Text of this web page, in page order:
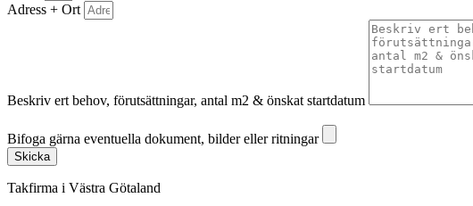
Adress + Ort
Beskriv ert behov, förutsättningar, antal m2 & önskat startdatum
Bifoga gärna eventuella dokument, bilder eller ritningar
Skicka
Takfirma i Västra Götaland